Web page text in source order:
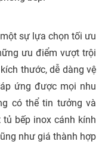
một sự lựa chọn tối ưu
ưu điểm vượt trội
thước, dễ dàng vệ
ứng được mọi nhu
có thể tin tưởng và
bếp inox cánh kính
như giá thành hợp